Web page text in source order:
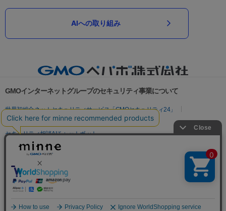
AIへの取り組み
GMOインターネットグループのセキュリティ事業について
世界初総合ネットセキュリティサービス「GMOセキュリティ24」
パスワード漏洩診断
Webサイトリスク診断
セキュリティ相談AIチャットボット
実在証明・盗聴対策
サイバー攻撃対策（GMO Flatt Security）
セキュリティ事業の軌跡